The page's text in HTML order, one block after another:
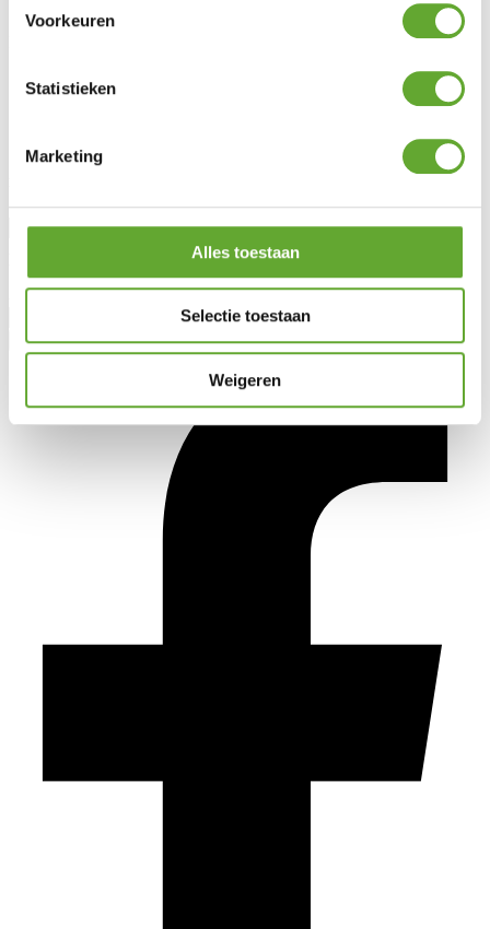
Voorkeuren
Statistieken
Marketing
Alles toestaan
Selectie toestaan
Weigeren
Over ons
Nieuws
Achternaam